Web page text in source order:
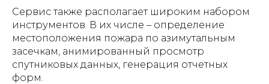
Сервис также располагает широким набором
инструментов. В их числе – определение
местоположения пожара по азимутальным
засечкам, анимированный просмотр
спутниковых данных, генерация отчетных
форм.